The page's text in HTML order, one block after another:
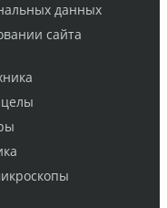
данных
сайта